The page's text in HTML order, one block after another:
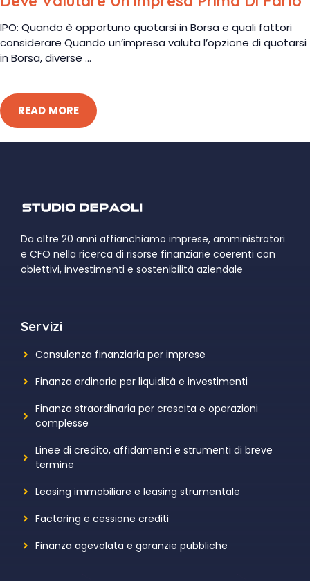
IPO: Quando è opportuno quotarsi in Borsa e quali fattori
considerare Quando un’impresa valuta l’opzione di quotarsi
in Borsa, diverse ...
READ MORE
Da oltre 20 anni affianchiamo imprese, amministratori
e CFO nella ricerca di risorse finanziarie coerenti con
obiettivi, investimenti e sostenibilità aziendale
Servizi
Consulenza finanziaria per imprese
Finanza ordinaria per liquidità e investimenti
Finanza straordinaria per crescita e operazioni
complesse
Linee di credito, affidamenti e strumenti di breve
termine
Leasing immobiliare e leasing strumentale
Factoring e cessione crediti
Finanza agevolata e garanzie pubbliche